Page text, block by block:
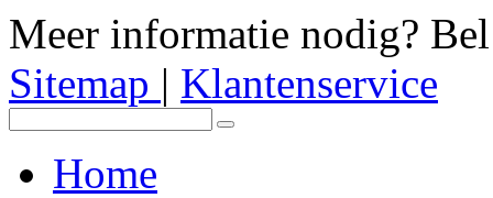
Meer informatie nodig?
Sitemap | Klantenservice
Home